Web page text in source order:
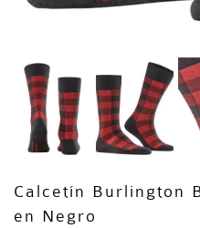
Calcetín Burlington
en Negro